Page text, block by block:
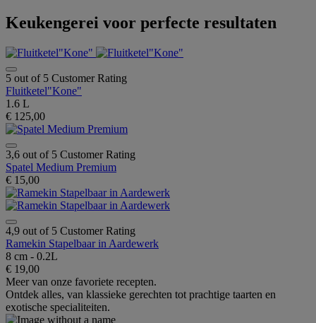
Keukengerei voor perfecte resultaten
5 out of 5 Customer Rating
Fluitketel"Kone"
1.6 L
€ 125,00
3,6 out of 5 Customer Rating
Spatel Medium Premium
€ 15,00
4,9 out of 5 Customer Rating
Ramekin Stapelbaar in Aardewerk
8 cm - 0.2L
€ 19,00
Meer van onze favoriete recepten.
Ontdek alles, van klassieke gerechten tot prachtige taarten en
exotische specialiteiten.